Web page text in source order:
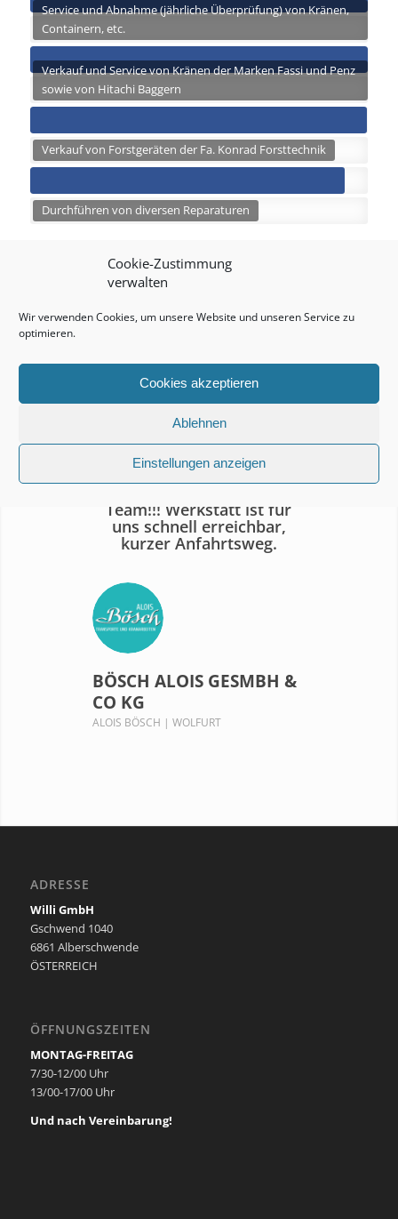
Cookie-Zustimmung
verwalten
Wir verwenden Cookies, um unsere Website und unseren Service zu
optimieren.
Cookies akzeptieren
Ablehnen
Einstellungen anzeigen
Service und Abnahme (jährliche Überprüfung) von Kränen,
Containern, etc.
Verkauf und Service von Kränen der Marken Fassi und Penz
sowie von Hitachi Baggern
Verkauf von Forstgeräten der Fa. Konrad Forsttechnik
Durchführen von diversen Reparaturen
KUNDENMEINUNGEN
Wir sind sehr zufrieden mit
Service, Montage u. den
Team!!! Werkstatt ist für
uns schnell erreichbar,
kurzer Anfahrtsweg.
BÖSCH ALOIS GESMBH &
CO KG
ALOIS BÖSCH | WOLFURT
ADRESSE
Willi GmbH
Gschwend 1040
6861 Alberschwende
ÖSTERREICH
ÖFFNUNGSZEITEN
MONTAG-FREITAG
7/30-12/00 Uhr
13/00-17/00 Uhr
Und nach Vereinbarung!